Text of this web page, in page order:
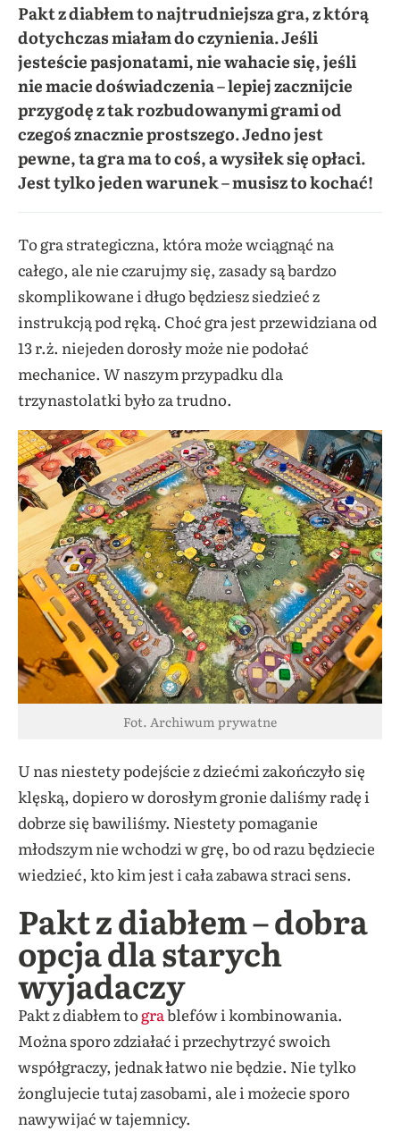
Pakt z diabłem to najtrudniejsza gra, z którą
dotychczas miałam do czynienia. Jeśli
jesteście pasjonatami, nie wahacie się, jeśli
nie macie doświadczenia – lepiej zacznijcie
przygodę z tak rozbudowanymi grami od
czegoś znacznie prostszego. Jedno jest
pewne, ta gra ma to coś, a wysiłek się opłaci.
Jest tylko jeden warunek – musisz to kochać!
To gra strategiczna, która może wciągnąć na
całego, ale nie czarujmy się, zasady są bardzo
skomplikowane i długo będziesz siedzieć z
instrukcją pod ręką. Choć gra jest przewidziana od
13 r.ż. niejeden dorosły może nie podołać
mechanice. W naszym przypadku dla
trzynastolatki było za trudno.
Fot. Archiwum prywatne
U nas niestety podejście z dziećmi zakończyło się
klęską, dopiero w dorosłym gronie daliśmy radę i
dobrze się bawiliśmy. Niestety pomaganie
młodszym nie wchodzi w grę, bo od razu będziecie
wiedzieć, kto kim jest i cała zabawa straci sens.
Pakt z diabłem – dobra
opcja dla starych
wyjadaczy
Pakt z diabłem tograblefów i kombinowania.
Można sporo zdziałać i przechytrzyć swoich
współgraczy, jednak łatwo nie będzie. Nie tylko
żonglujecie tutaj zasobami, ale i możecie sporo
nawywijać w tajemnicy.